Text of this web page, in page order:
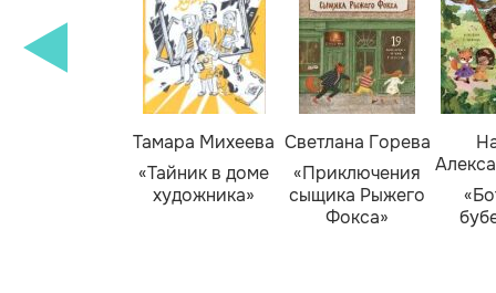
Тамара Михеева
«Тайник в доме
художника»
Светлана Горева
«Приключения
сыщика Рыжего
Фокса»